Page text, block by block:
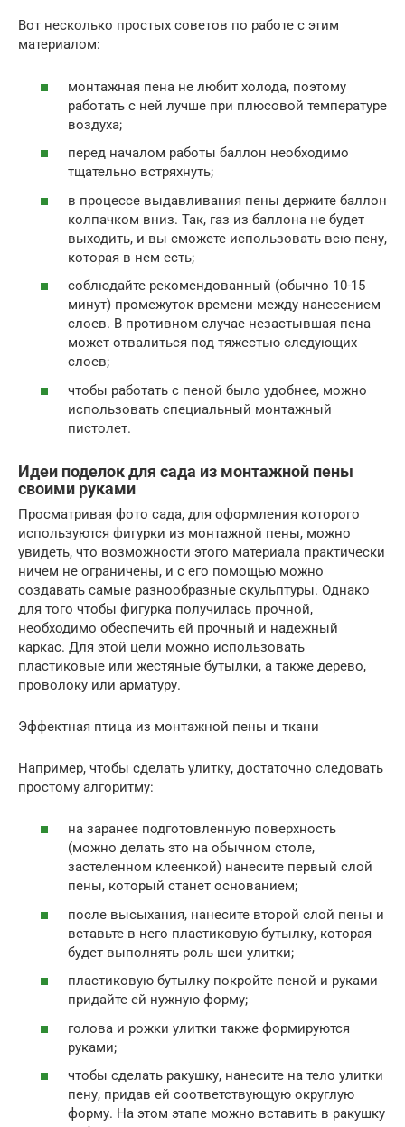
Вот несколько простых советов по работе с этим
материалом:
монтажная пена не любит холода, поэтому
работать с ней лучше при плюсовой температуре
воздуха;
перед началом работы баллон необходимо
тщательно встряхнуть;
в процессе выдавливания пены держите баллон
колпачком вниз. Так, газ из баллона не будет
выходить, и вы сможете использовать всю пену,
которая в нем есть;
соблюдайте рекомендованный (обычно 10-15
минут) промежуток времени между нанесением
слоев. В противном случае незастывшая пена
может отвалиться под тяжестью следующих
слоев;
чтобы работать с пеной было удобнее, можно
использовать специальный монтажный
пистолет.
Идеи поделок для сада из монтажной пены
своими руками
Просматривая фото сада, для оформления которого
используются фигурки из монтажной пены, можно
увидеть, что возможности этого материала практически
ничем не ограничены, и с его помощью можно
создавать самые разнообразные скульптуры. Однако
для того чтобы фигурка получилась прочной,
необходимо обеспечить ей прочный и надежный
каркас. Для этой цели можно использовать
пластиковые или жестяные бутылки, а также дерево,
проволоку или арматуру.
Эффектная птица из монтажной пены и ткани
Например, чтобы сделать улитку, достаточно следовать
простому алгоритму:
на заранее подготовленную поверхность
(можно делать это на обычном столе,
застеленном клеенкой) нанесите первый слой
пены, который станет основанием;
после высыхания, нанесите второй слой пены и
вставьте в него пластиковую бутылку, которая
будет выполнять роль шеи улитки;
пластиковую бутылку покройте пеной и руками
придайте ей нужную форму;
голова и рожки улитки также формируются
руками;
чтобы сделать ракушку, нанесите на тело улитки
пену, придав ей соответствующую округлую
форму. На этом этапе можно вставить в ракушку